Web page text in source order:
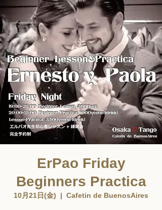
ErPao Friday
Beginners Practica
10月21日(金)
  |
Cafetin de BuenosAires